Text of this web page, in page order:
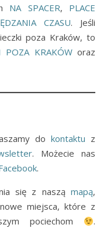
NA SPACER, PLACE
CZASU. Jeśli
poza Kraków, to
POZA KRAKÓWoraz
dokontaktu z
. Możecie nas
.
się z naszą mapą,
miejsca, które z
pociechom
.